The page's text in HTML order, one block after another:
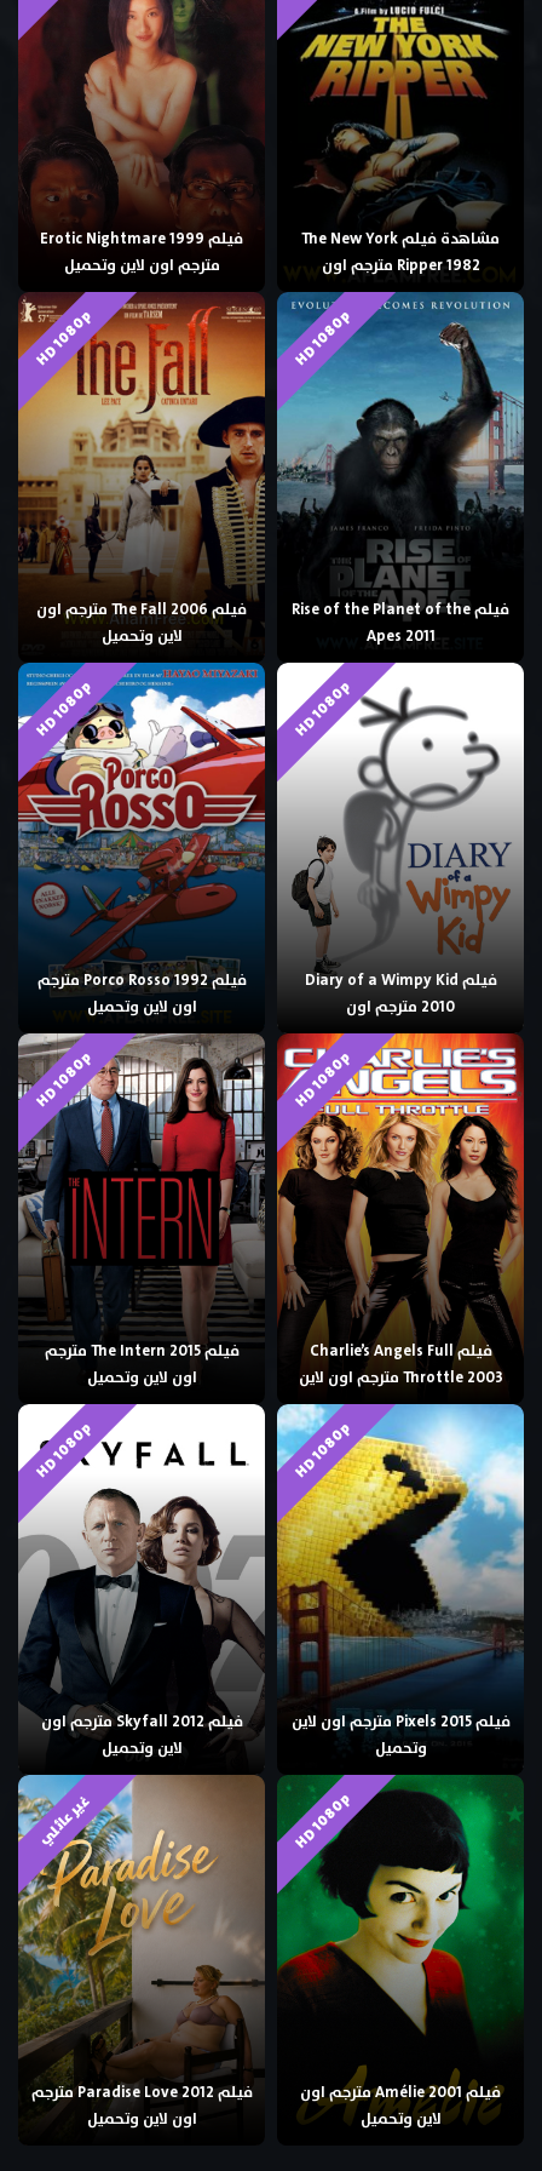
مشاهدة فيلم The New York
Ripper 1982 مترجم اون
فيلم Erotic Nightmare 1999
مترجم اون لاين وتحميل
HD 1080p
فيلم Rise of the Planet of the
Apes 2011
HD 1080p
فيلم The Fall 2006 مترجم اون
لاين وتحميل
HD 1080p
فيلم Diary of a Wimpy Kid
2010 مترجم اون
HD 1080p
فيلم Porco Rosso 1992 مترجم
اون لاين وتحميل
HD 1080p
فيلم Charlie’s Angels Full
Throttle 2003 مترجم اون لاين
HD 1080p
فيلم The Intern 2015 مترجم
اون لاين وتحميل
HD 1080p
فيلم Pixels 2015 مترجم اون لاين
وتحميل
HD 1080p
فيلم Skyfall 2012 مترجم اون
لاين وتحميل
HD 1080p
فيلم Amélie 2001 مترجم اون
لاين وتحميل
غير عائلي
فيلم Paradise Love 2012 مترجم
اون لاين وتحميل